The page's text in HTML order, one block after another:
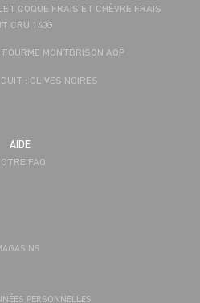
COQUE FRAIS ET CHÈVRE FRAIS
CRU 140G
MONTBRISON AOP
: OLIVES NOIRES
AIDE
FAQ
PERSONNELLES